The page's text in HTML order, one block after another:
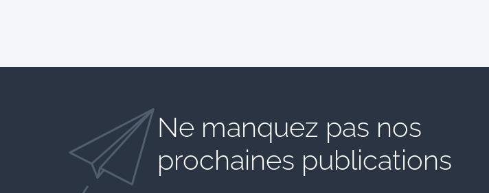
Ne manquez pas nos
prochaines publications